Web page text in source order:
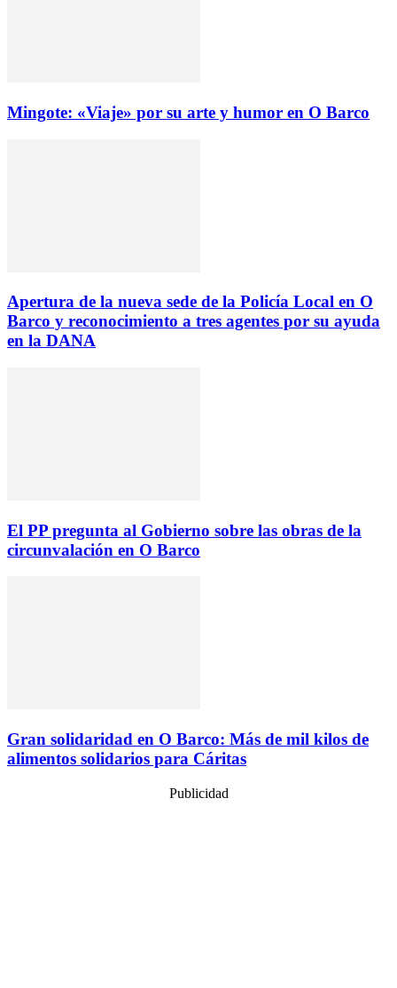
Mingote: «Viaje» por su arte y humor en O Barco
Apertura de la nueva sede de la Policía Local en O
Barco y reconocimiento a tres agentes por su ayuda
en la DANA
El PP pregunta al Gobierno sobre las obras de la
circunvalación en O Barco
Gran solidaridad en O Barco: Más de mil kilos de
alimentos solidarios para Cáritas
Publicidad